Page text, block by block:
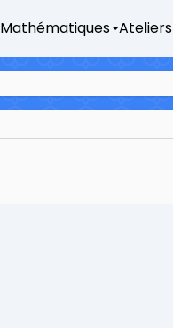
Mathématiques Ateliers